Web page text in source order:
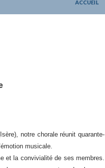
ACCUEIL
notre chorale réunit quarante-
musicale.
et la convivialité de ses membres.